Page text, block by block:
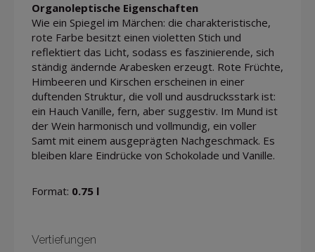
Organoleptische Eigenschaften
Wie ein Spiegel im Märchen: die charakteristische,
rote Farbe besitzt einen violetten Stich und
reflektiert das Licht, sodass es faszinierende, sich
ständig ändernde Arabesken erzeugt. Rote Früchte,
Himbeeren und Kirschen erscheinen in einer
duftenden Struktur, die voll und ausdrucksstark ist:
ein Hauch Vanille, fern, aber suggestiv. Im Mund ist
der Wein harmonisch und vollmundig, ein voller
Samt mit einem ausgeprägten Nachgeschmack. Es
bleiben klare Eindrücke von Schokolade und Vanille.
Format: 0.75 l
Vertiefungen